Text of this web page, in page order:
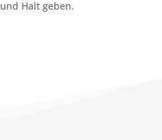
und Halt geben.